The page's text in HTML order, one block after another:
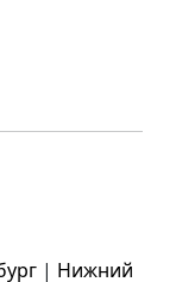
| Нижний